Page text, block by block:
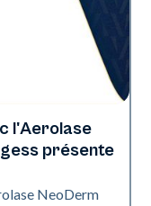
l'Aerolase
présente
NeoDerm